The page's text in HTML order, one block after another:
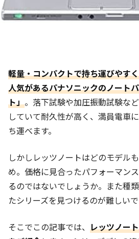
軽量・コンパクトで持ち運びやす
人気があるパナソニックのノート
ト」。落下試験や加圧振動試験な
していて耐久性が高く、満員電車
ち運べます。
しかしレッツノートはどのモデル
め。価格に見合ったパフォーマン
るのではないでしょうか。また種
たシリーズを見つけるのが難しいで
そこでこの記事では、 レッツノー